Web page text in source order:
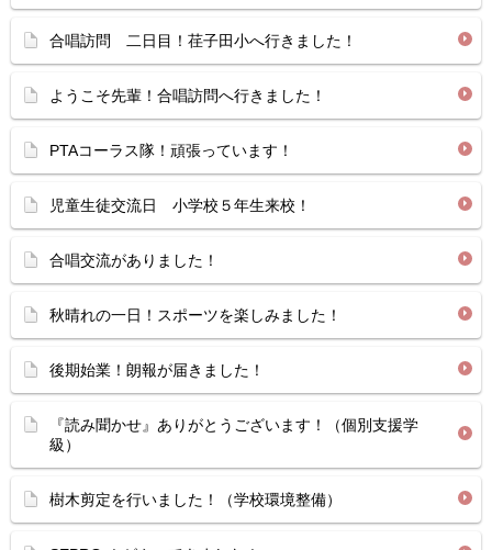
合唱訪問 二日目！荏子田小へ行きました！
ようこそ先輩！合唱訪問へ行きました！
PTAコーラス隊！頑張っています！
児童生徒交流日 小学校５年生来校！
合唱交流がありました！
秋晴れの一日！スポーツを楽しみました！
後期始業！朗報が届きました！
『読み聞かせ』ありがとうございます！（個別支援学
級）
樹木剪定を行いました！（学校環境整備）